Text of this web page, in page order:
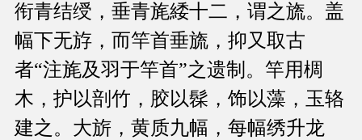
衔青结绶，垂青旄緌十二，谓之旒。盖
幅下无斿，而竿首垂旒，抑又取古
者“注旄及羽于竿首”之遗制。竿用椆
木，护以剖竹，胶以髹，饰以藻，玉辂
建之。大旂，黄质九幅，每幅绣升龙